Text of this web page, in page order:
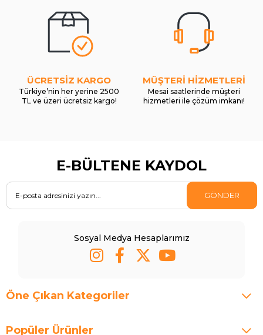
ÜCRETSİZ KARGO
Türkiye’nin her yerine 2500
TL ve üzeri ücretsiz kargo!
MÜŞTERİ HİZMETLERİ
Mesai saatlerinde müşteri
hizmetleri ile çözüm imkanı!
E-BÜLTENE KAYDOL
GÖNDER
Sosyal Medya Hesaplarımız
Öne Çıkan Kategoriler
Popüler Ürünler